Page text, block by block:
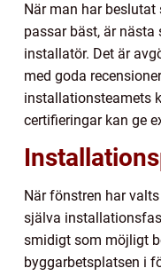
När man har
passar bäst, är nästa
installatör. Det är
med goda
installationsteamets
certifieringar kan ge
När fönstren har
själva
smidigt som möjligt
byggarbetsplatsen i